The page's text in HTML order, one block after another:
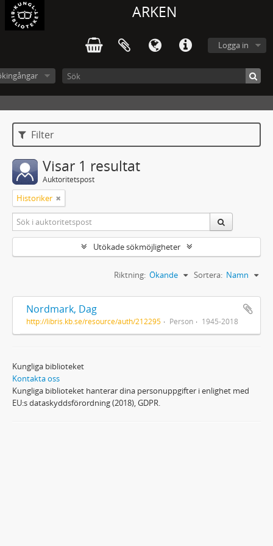
ARKEN
Logga in
Filter
Visar 1 resultat
Auktoritetspost
Historiker
Utökade sökmöjligheter
Sortera: Namn
Riktning: Ökande
Nordmark, Dag
http://libris.kb.se/resource/auth/212295 Person 1945-2018
Kungliga biblioteket
Kontakta oss
Kungliga biblioteket hanterar dina personuppgifter i enlighet med
EU:s dataskyddsförordning (2018), GDPR.